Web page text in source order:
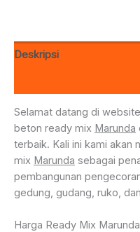
Deskripsi
Selamat datang di website
beton ready mix Marunda
terbaik. Kali ini kami akan
mix Marunda sebagai
pembangunan
gedung, gudang, ruko,
Harga Ready Mix Marunda